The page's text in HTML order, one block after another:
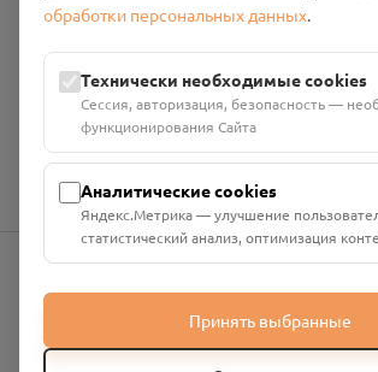
Проект Помним»
Юридический адрес: 216790, Смоленская
Руднянский, г. Рудня, улица Западная, д. 26А,
Номер счёта: 40702810901130004287 в АО
Кор. счёт: 30101810200000000593
info@pomnim.online
обработки персональных данных.
Технически необходимые cookies
Сессия, авторизация, безопасность —
функционирования Сайта
Аналитические cookies
Яндекс.Метрика — улучшение
статистический анализ, оптимизация
Принять выбранные